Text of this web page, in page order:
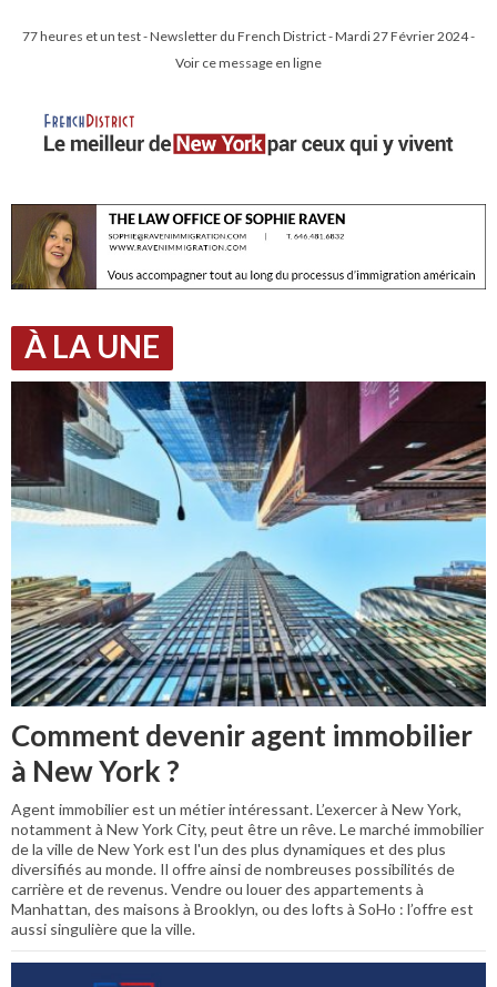
77 heures et un test - Newsletter du French District - Mardi 27 Février 2024 -
Voir ce message en ligne
À LA UNE
Comment devenir agent immobilier
à New York ?
Agent immobilier est un métier intéressant. L’exercer à New York,
notamment à New York City, peut être un rêve. Le marché immobilier
de la ville de New York est l'un des plus dynamiques et des plus
diversifiés au monde. Il offre ainsi de nombreuses possibilités de
carrière et de revenus. Vendre ou louer des appartements à
Manhattan, des maisons à Brooklyn, ou des lofts à SoHo : l’offre est
aussi singulière que la ville.